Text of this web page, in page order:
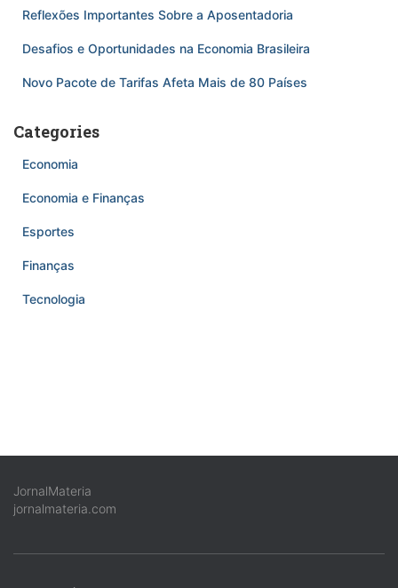
Reflexões Importantes Sobre a Aposentadoria
Desafios e Oportunidades na Economia Brasileira
Novo Pacote de Tarifas Afeta Mais de 80 Países
Categories
Economia
Economia e Finanças
Esportes
Finanças
Tecnologia
JornalMateria
jornalmateria.com